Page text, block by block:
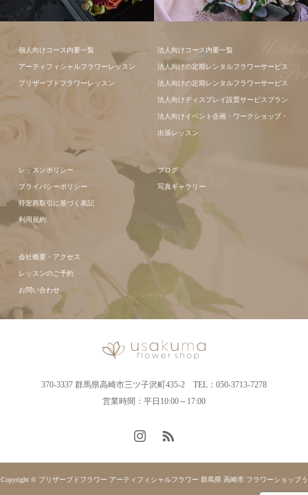
ンジメント
個人向けコース内要一覧
アーティフィシャルフラワーレッスン
プリザーブドフラワーレッスン
法人向けコース内要一覧
法人向けの定期レンタルフラワーサービス
法人向けの定期レンタルフラワーサービス
法人向けディスプレイ設置サービスプラン
法人向けイベント企画・ワークショップ・
出張レッスン
レッスンポリシー
プライバシーポリシー
特定商取引に基づく表記
利用規約
ブログ
写真ギャラリー
会社概要・アクセス
レッスンのご予約
お問い合わせ
370-3337 群馬県高崎市三ツ子沢町435-2 TEL：050-3713-7278
営業時間：平日10:00～17:00
Copyright © プリザーブドフラワー アーティフィシャルフラワー 群馬県 高崎市 フラワーショップう